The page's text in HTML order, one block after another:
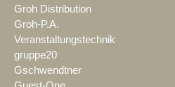
Groh Distribution
Groh-P.A.
Veranstaltungstechnik
gruppe20
Gschwendtner